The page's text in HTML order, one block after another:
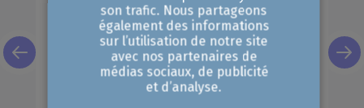
LIFE EcoSMEnergy : prenez en
main votre efficacité
énergétique
son trafic. Nous partageons
également des informations
sur l’utilisation de notre site
avec nos partenaires de
médias sociaux, de publicité
et d’analyse.